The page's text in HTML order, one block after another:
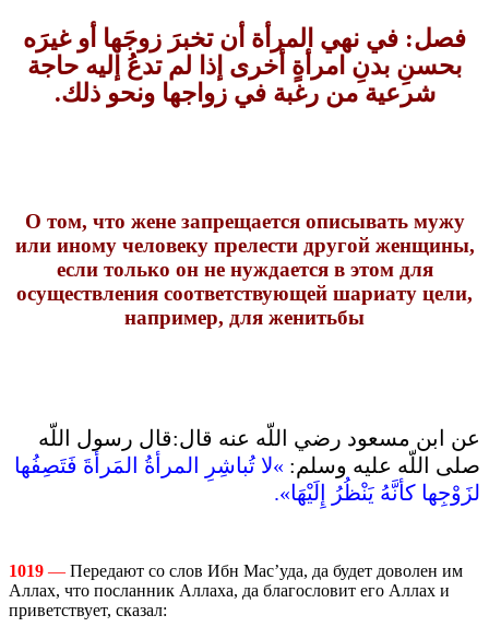
فصل‏:‏ في نهي المرأة أن تخبرَ زوجَها أو غيرَه
بحسنِ بدنِ امرأةٍ أخرى إذا لم تدعُ إليه حاجة
شرعية من رغبة في زواجها ونحو ذلك‏.
О том, что жене запрещается описывать мужу
или иному человеку прелести другой женщины,
если только он не нуждается в этом для
осуществления соответствующей шариату цели,
например, для женитьбы
عن ابن مسعود رضي اللّه عنه قال‏:‏قال رسول اللّه
صلى اللّه عليه وسلم‏:‏ ‏»‏لا تُباشِرِ المرأةُ المَرأةَ فَتَصِفُها
لزَوْجِها كأنَّهُ يَنْظُرُ إِلَيْهَا‏»‏‏.‏
1019 — Передают со слов Ибн Мас’уда, да будет доволен им
Аллах, что посланник Аллаха, да благословит его Аллах и
приветствует, сказал: